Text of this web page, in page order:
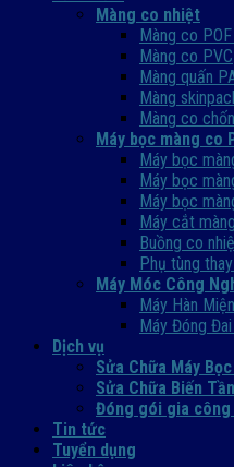
Màng co nhiệt
Màng co
Màng co PVC
Màng quấn
Màng
Màng co
Máy bọc màng co
Máy bọc
Máy bọc
Máy bọc
Máy cắt
Buồng co
Phụ tùng
Máy Móc Công
Máy Hàn
Máy Đóng Đai
Dịch vụ
Sửa Chữa Máy
Sửa Chữa Biến Tần
Đóng gói gia
Tin tức
Tuyển dụng